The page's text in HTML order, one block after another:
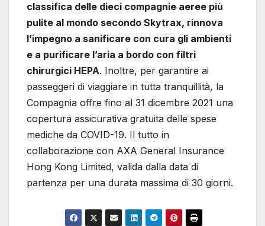
classifica delle dieci compagnie aeree più
pulite al mondo secondo Skytrax, rinnova
l’impegno a sanificare con cura gli ambienti
e a purificare l’aria a bordo con filtri
chirurgici HEPA. Inoltre, per garantire ai
passeggeri di viaggiare in tutta tranquillità, la
Compagnia offre fino al 31 dicembre 2021 una
copertura assicurativa gratuita delle spese
mediche da COVID-19. Il tutto in
collaborazione con AXA General Insurance
Hong Kong Limited, valida dalla data di
partenza per una durata massima di 30 giorni.